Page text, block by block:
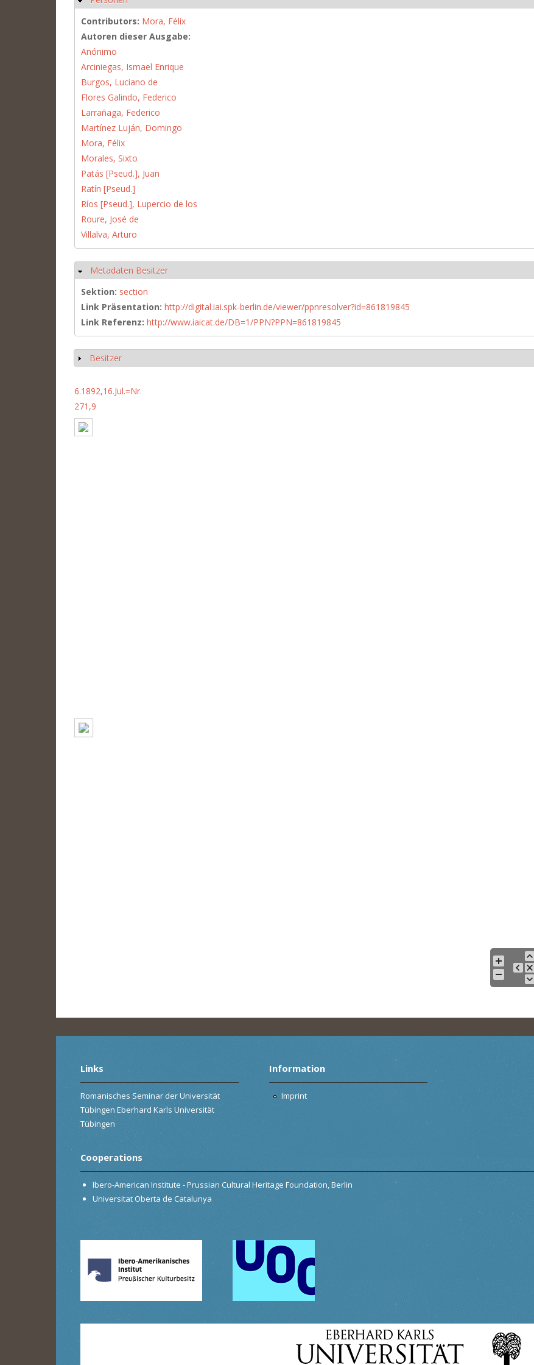
Contributors: Mora, Félix
Autoren dieser Ausgabe:
Anónimo
Arciniegas, Ismael Enrique
Burgos, Luciano de
Flores Galindo, Federico
Larrañaga, Federico
Martínez Luján, Domingo
Mora, Félix
Morales, Sixto
Patás [Pseud.], Juan
Ratín [Pseud.]
Ríos [Pseud.], Lupercio de los
Roure, José de
Villalva, Arturo
Hide
Metadaten Besitzer
Sektion: section
Link Präsentation: http://digital.iai.spk-berlin.de/viewer/ppnresolver?id=861819845
Link Referenz: http://www.iaicat.de/DB=1/PPN?PPN=861819845
Show
Besitzer
6.1892,16.Jul.=Nr.
271,9
Links
Romanisches Seminar der Universität
Tübingen Eberhard Karls Universität
Tübingen
Information
Imprint
Cooperations
Ibero-American Institute - Prussian Cultural Heritage Foundation, Berlin
Universitat Oberta de Catalunya